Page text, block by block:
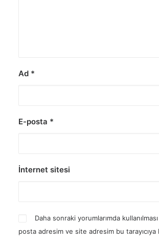
Ad *
E-posta *
İnternet sitesi
Daha sonraki yorumlarımda
posta adresim ve site adresim bu tarayıcıya